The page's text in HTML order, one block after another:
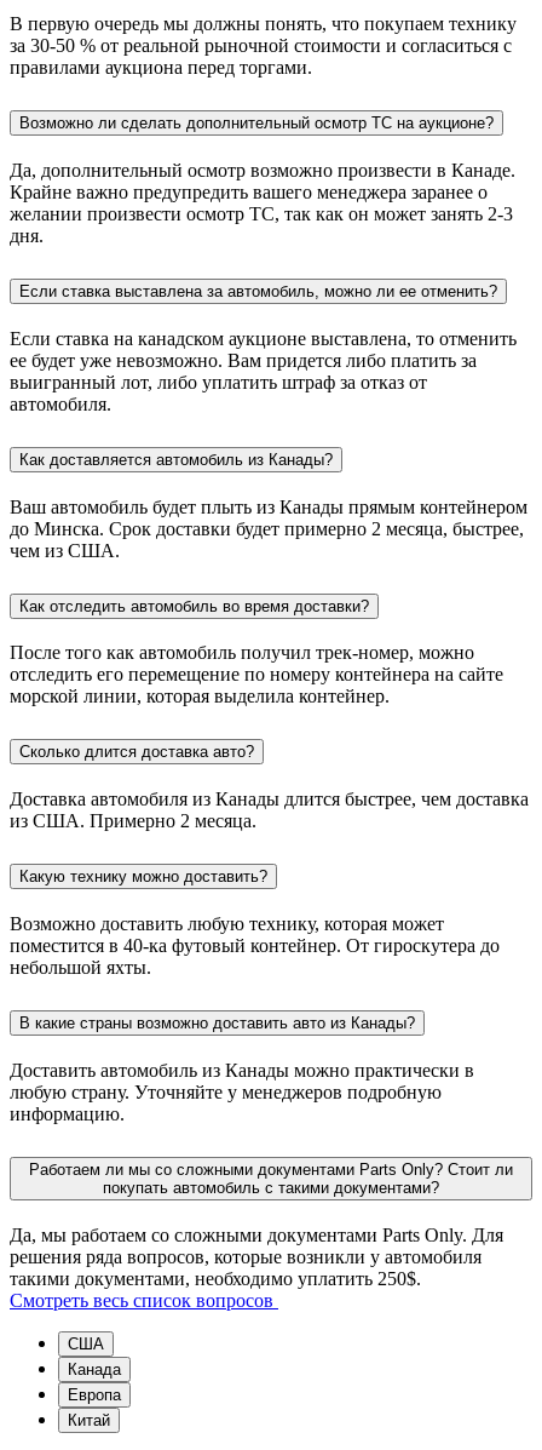
В первую очередь мы должны понять, что покупаем технику
за 30-50 % от реальной рыночной стоимости и согласиться с
правилами аукциона перед торгами.
Возможно ли сделать дополнительный осмотр ТС на аукционе?
Да, дополнительный осмотр возможно произвести в Канаде.
Крайне важно предупредить вашего менеджера заранее о
желании произвести осмотр ТС, так как он может занять 2-3
дня.
Если ставка выставлена за автомобиль, можно ли ее отменить?
Если ставка на канадском аукционе выставлена, то отменить
ее будет уже невозможно. Вам придется либо платить за
выигранный лот, либо уплатить штраф за отказ от
автомобиля.
Как доставляется автомобиль из Канады?
Ваш автомобиль будет плыть из Канады прямым контейнером
до Минска. Срок доставки будет примерно 2 месяца, быстрее,
чем из США.
Как отследить автомобиль во время доставки?
После того как автомобиль получил трек-номер, можно
отследить его перемещение по номеру контейнера на сайте
морской линии, которая выделила контейнер.
Сколько длится доставка авто?
Доставка автомобиля из Канады длится быстрее, чем доставка
из США. Примерно 2 месяца.
Какую технику можно доставить?
Возможно доставить любую технику, которая может
поместится в 40-ка футовый контейнер. От гироскутера до
небольшой яхты.
В какие страны возможно доставить авто из Канады?
Доставить автомобиль из Канады можно практически в
любую страну. Уточняйте у менеджеров подробную
информацию.
Работаем ли мы со сложными документами Parts Only? Стоит ли
покупать автомобиль с такими документами?
Да, мы работаем со сложными документами Parts Only. Для
решения ряда вопросов, которые возникли у автомобиля
такими документами, необходимо уплатить 250$.
Смотреть весь список вопросов
США
Канада
Европа
Китай